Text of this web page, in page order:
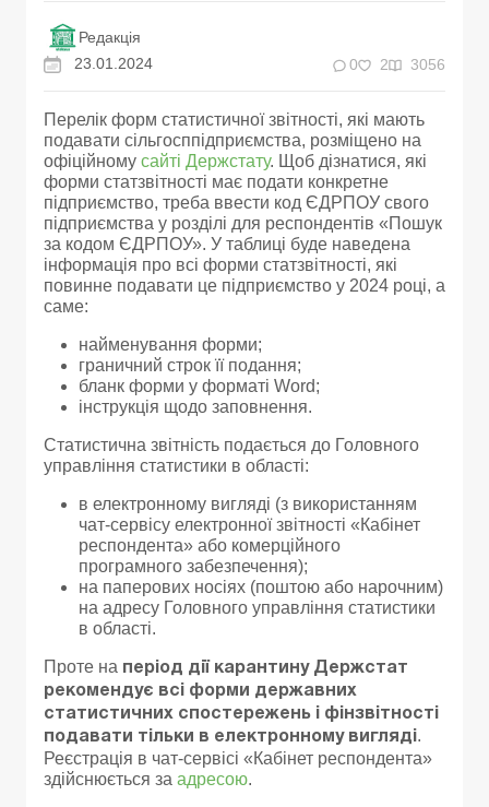
Редакція
23.01.2024
0 2 3056
Перелік форм статистичної звітності, які мають
подавати сільгосппідприємства, розміщено на
офіційному сайті Держстату. Щоб дізнатися, які
форми статзвітності має подати конкретне
підприємство, треба ввести код ЄДРПОУ свого
підприємства у розділі для респондентів «Пошук
за кодом ЄДРПОУ». У таблиці буде наведена
інформація про всі форми статзвітності, які
повинне подавати це підприємство у 2024 році, а
саме:
найменування форми;
граничний строк її подання;
бланк форми у форматі Word;
інструкція щодо заповнення.
Статистична звітність подається до Головного
управління статистики в області:
в електронному вигляді (з використанням
чат-сервісу електронної звітності «Кабінет
респондента» або комерційного
програмного забезпечення);
на паперових носіях (поштою або нарочним)
на адресу Головного управління статистики
в області.
Проте на період дії карантину Держстат
рекомендує всі форми державних
статистичних спостережень і фінзвітності
подавати тільки в електронному вигляді .
Реєстрація в чат-сервісі «Кабінет респондента»
здійснюється за адресою.